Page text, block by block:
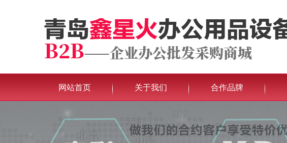
网站首页 关于我们 合作品牌